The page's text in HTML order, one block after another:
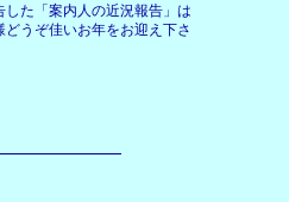
た「案内人の近況報告」は
うぞ佳いお年をお迎え下さ